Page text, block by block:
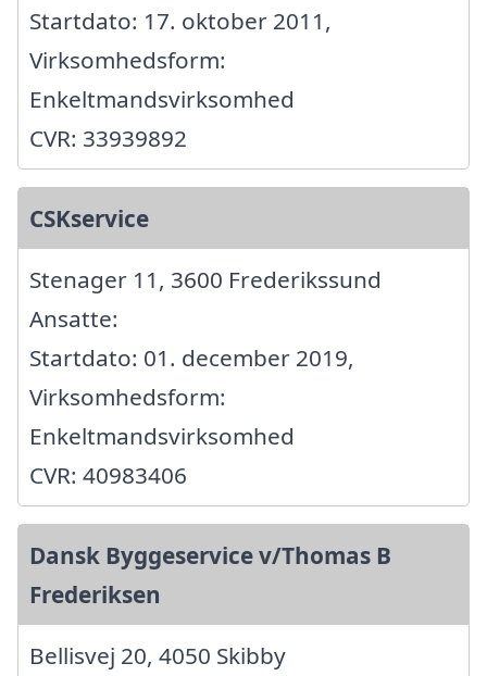
Startdato: 17. oktober 2011,
Virksomhedsform:
Enkeltmandsvirksomhed
CVR: 33939892
CSKservice
Stenager 11, 3600 Frederikssund
Ansatte:
Startdato: 01. december 2019,
Virksomhedsform:
Enkeltmandsvirksomhed
CVR: 40983406
Dansk Byggeservice v/Thomas B
Frederiksen
Bellisvej 20, 4050 Skibby